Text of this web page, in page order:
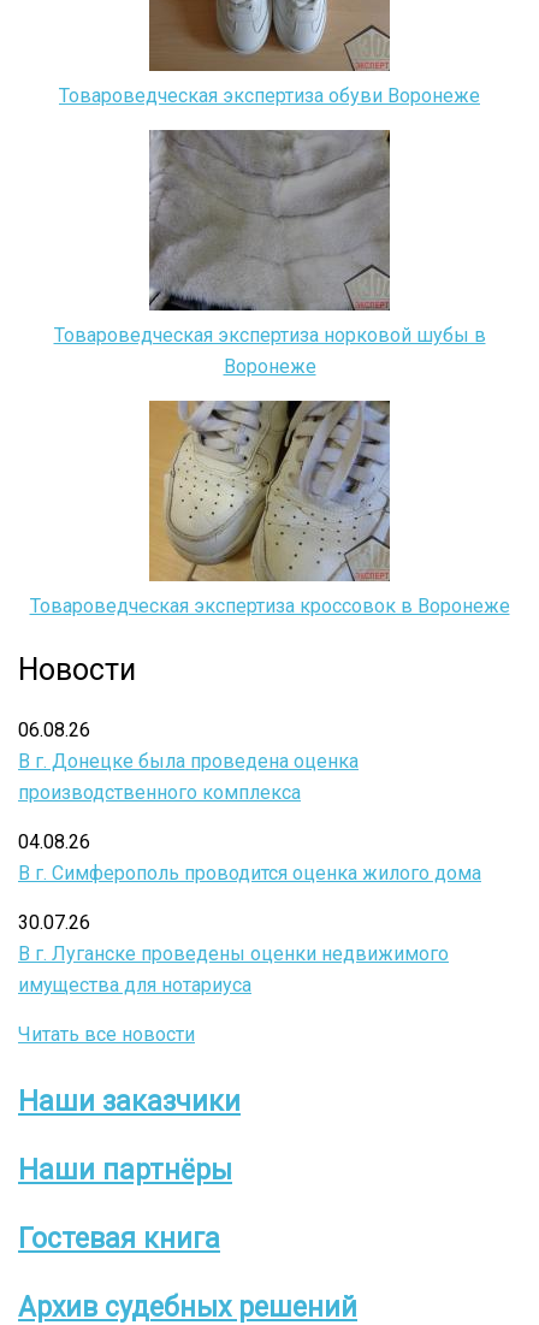
Товароведческая экспертиза обуви Воронеже
Товароведческая экспертиза норковой шубы в
Воронеже
Товароведческая экспертиза кроссовок в Воронеже
Новости
06.08.26
В г. Донецке была проведена оценка
производственного комплекса
04.08.26
В г. Симферополь проводится оценка жилого дома
30.07.26
В г. Луганске проведены оценки недвижимого
имущества для нотариуса
Читать все новости
Боковое
меню
Наши заказчики
Наши партнёры
Гостевая книга
Архив судебных решений